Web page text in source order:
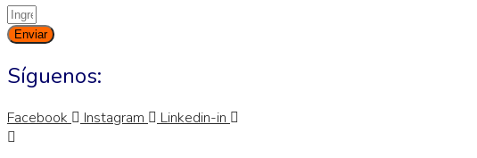
Enviar
Síguenos:
Facebook Instagram Linkedin-in